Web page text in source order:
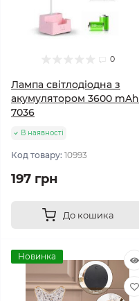
0
Лампа світлодіодна з
акумулятором 3600 mAh
7036
В наявності
Код товару: 10993
197 грн
До кошика
Новинка